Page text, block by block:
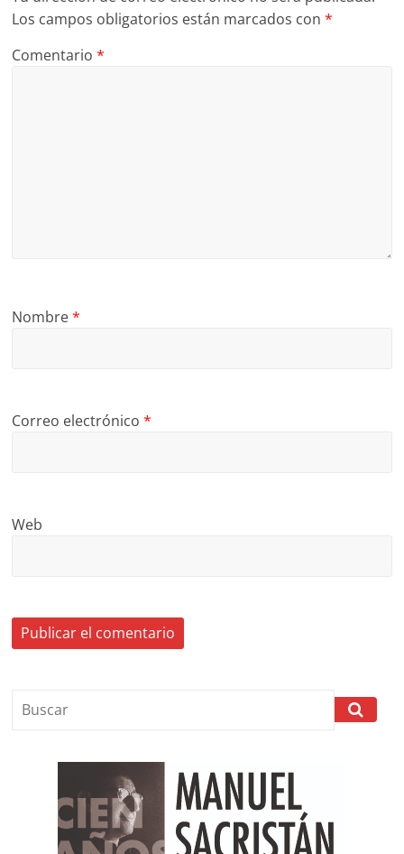
Los campos obligatorios están marcados con*
Comentario*
Nombre*
Correo electrónico*
Web